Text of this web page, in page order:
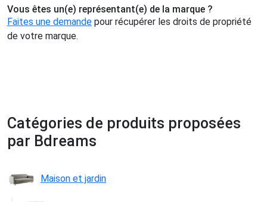
Vous êtes un(e) représentant(e) de la marque ?
Faites une demande pour récupérer les droits de propriété
de votre marque.
Catégories de produits proposées
par Bdreams
Maison et jardin